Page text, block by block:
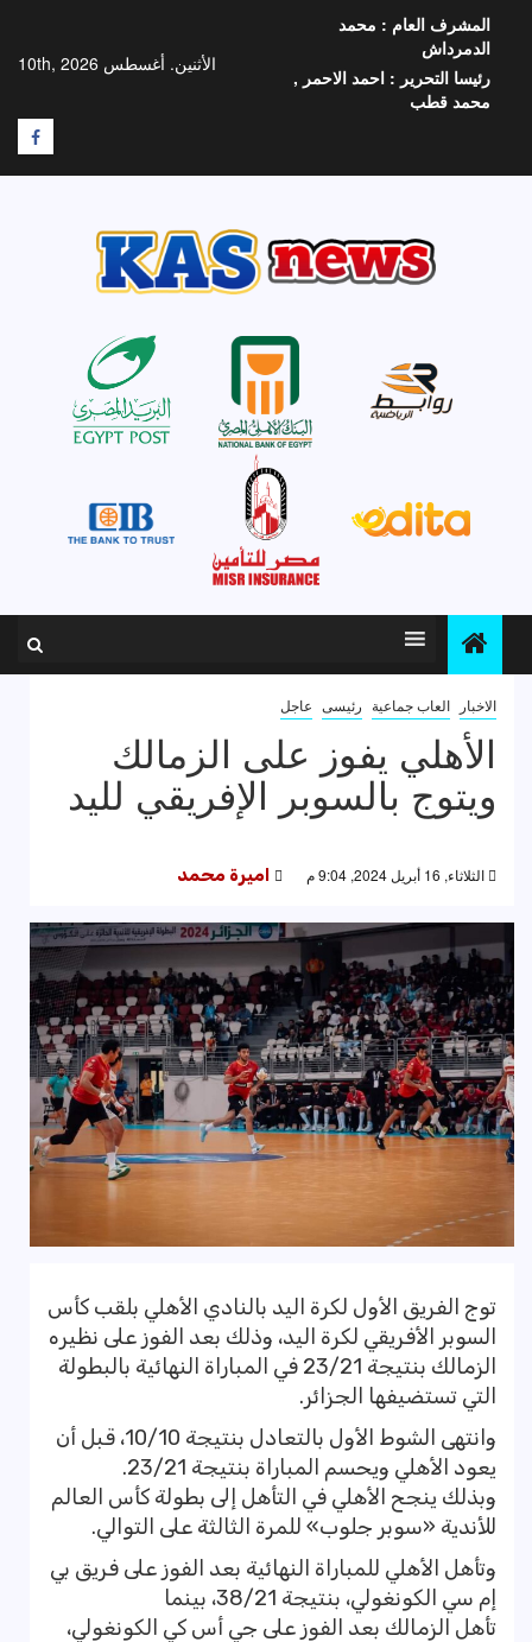
المحتوى
الأثنين. أغسطس 10th, 2026
المشرف العام : محمد
الدمرداش
رئيسا التحرير : احمد الاحمر ,
محمد قطب
F
الاخبار العاب جماعية رئيسى عاجل
الأهلي يفوز على الزمالك
ويتوج بالسوبر الإفريقي لليد
الثلاثاء, 16 أبريل 2024, 9:04 م اميرة محمد
توج الفريق الأول لكرة اليد بالنادي الأهلي بلقب كأس
السوبر الأفريقي لكرة اليد، وذلك بعد الفوز على نظيره
الزمالك بنتيجة 23/21 في المباراة النهائية بالبطولة
التي تستضيفها الجزائر.
وانتهى الشوط الأول بالتعادل بنتيجة 10/10، قبل أن
يعود الأهلي ويحسم المباراة بنتيجة 23/21.
وبذلك ينجح الأهلي في التأهل إلى بطولة كأس العالم
للأندية «سوبر جلوب» للمرة الثالثة على التوالي.
وتأهل الأهلي للمباراة النهائية بعد الفوز على فريق بي
إم سي الكونغولي، بنتيجة 38/21، بينما
تأهل الزمالك بعد الفوز على جي أس كي الكونغولي،